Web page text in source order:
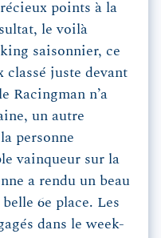
points à la
le voilà
saisonnier, ce
juste devant
Racingman n’a
un autre
personne
vainqueur sur la
a rendu un beau
6e place. Les
dans le week-